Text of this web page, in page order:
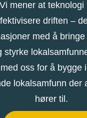
mener at
driften –
med å
styrke
oss ​​for å bygge
lokalsamfunn der
hører til.